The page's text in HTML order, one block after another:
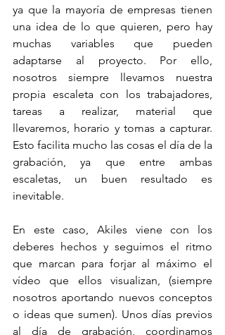
ya que la mayoría de empresas tienen
una idea de lo que quieren, pero hay
muchas variables que pueden
adaptarse al proyecto. Por ello,
nosotros siempre llevamos nuestra
propia escaleta con los trabajadores,
tareas a realizar, material que
llevaremos, horario y tomas a capturar.
Esto facilita mucho las cosas el día de la
grabación, ya que entre ambas
escaletas, un buen resultado es
inevitable.
En este caso, Akiles viene con los
deberes hechos y seguimos el ritmo
que marcan para forjar al máximo el
vídeo que ellos visualizan, (siempre
nosotros aportando nuevos conceptos
o ideas que sumen). Unos días previos
al día de grabación, coordinamos